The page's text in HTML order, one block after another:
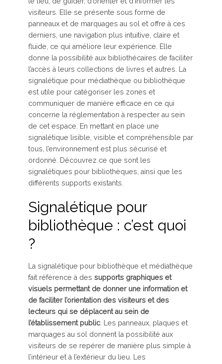
visiteurs. Elle se présente sous forme de
panneaux et de marquages au sol et offre à ces
derniers, une navigation plus intuitive, claire et
fluide, ce qui améliore leur expérience. Elle
donne la possibilité aux bibliothécaires de faciliter
l’accès à leurs collections de livres et autres. La
signalétique pour médiathèque ou bibliothèque
est utile pour catégoriser les zones et
communiquer de manière efficace en ce qui
concerne la réglementation à respecter au sein
de cet espace. En mettant en place une
signalétique lisible, visible et compréhensible par
tous, l’environnement est plus sécurisé et
ordonné. Découvrez ce que sont les
signalétiques pour bibliothèques, ainsi que les
différents supports existants.
Signalétique pour
bibliothèque : c’est quoi
?
La signalétique pour bibliothèque et médiathèque
fait référence à des supports graphiques et
visuels permettant de donner une information et
de faciliter l’orientation des visiteurs et des
lecteurs qui se déplacent au sein de
l’établissement public. Les panneaux, plaques et
marquages au sol donnent la possibilité aux
visiteurs de se repérer de manière plus simple à
l’intérieur et à l’extérieur du lieu. Les